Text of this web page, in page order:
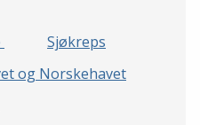
Sjøkreps
og Norskehavet